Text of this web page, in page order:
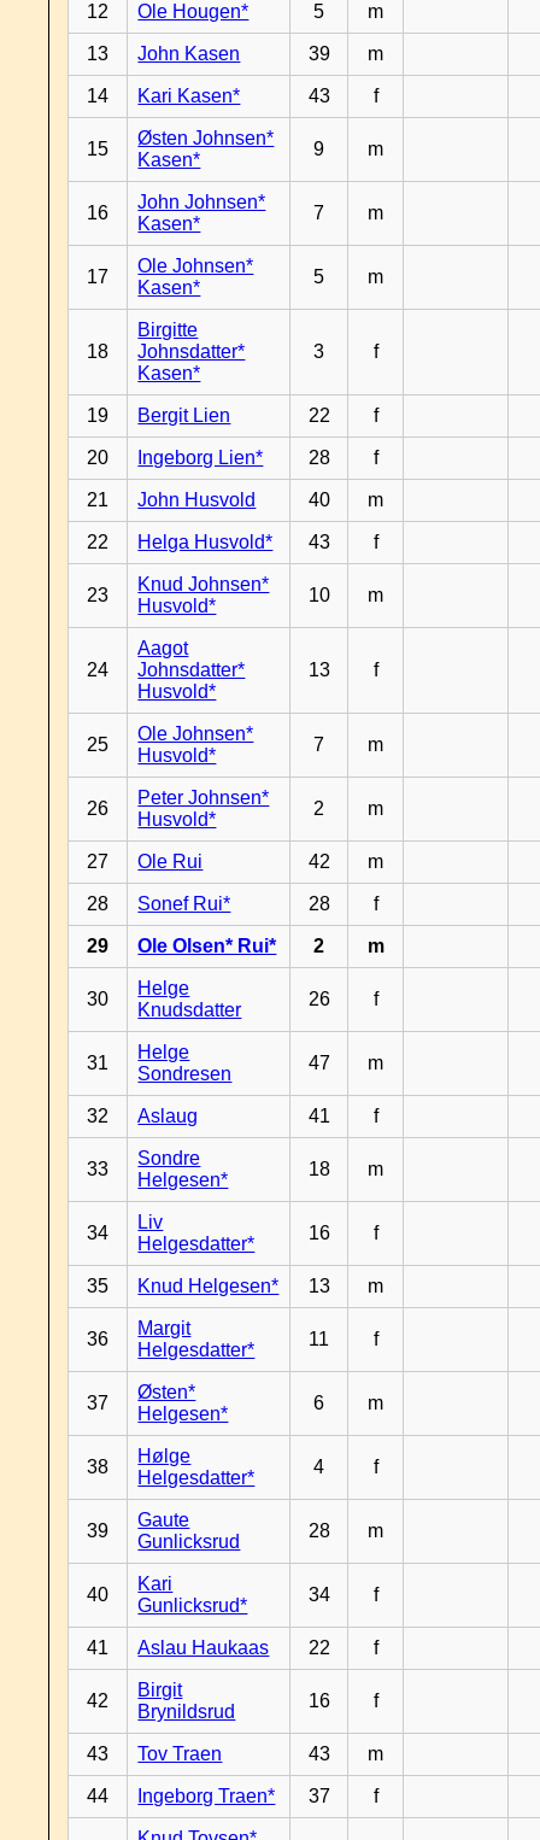
12 Ole Hougen* 5 m
13 John Kasen 39 m
14 Kari Kasen* 43 f
15
Østen Johnsen*
Kasen*
9 m
16
John Johnsen*
Kasen*
7 m
17
Ole Johnsen*
Kasen*
5 m
18
Birgitte
Johnsdatter*
Kasen*
3 f
19 Bergit Lien 22 f
20 Ingeborg Lien* 28 f
21 John Husvold 40 m
22 Helga Husvold* 43 f
23
Knud Johnsen*
Husvold*
10 m
24
Aagot
Johnsdatter*
Husvold*
13 f
25
Ole Johnsen*
Husvold*
7 m
26
Peter Johnsen*
Husvold*
2 m
27 Ole Rui 42 m
28 Sonef Rui* 28 f
29 Ole Olsen* Rui* 2 m
30
Helge
Knudsdatter
26 f
31
Helge
Sondresen
47 m
32 Aslaug 41 f
33
Sondre
Helgesen*
18 m
34
Liv
Helgesdatter*
16 f
35 Knud Helgesen* 13 m
36
Margit
Helgesdatter*
11 f
37
Østen*
Helgesen*
6 m
38
Hølge
Helgesdatter*
4 f
39
Gaute
Gunlicksrud
28 m
40
Kari
Gunlicksrud*
34 f
41 Aslau Haukaas 22 f
42
Birgit
Brynildsrud
16 f
43 Tov Traen 43 m
44 Ingeborg Traen* 37 f